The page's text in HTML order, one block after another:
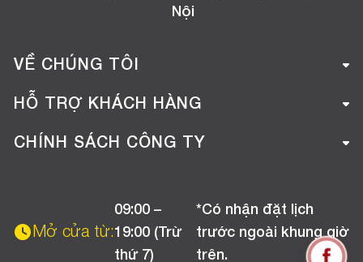
Nội
VỀ CHÚNG TÔI
Giới thiệu công ty
Tuyển dụng
HỖ TRỢ KHÁCH HÀNG
Hướng dẫn mua hàng online
Chương trình khuyến mãi
CHÍNH SÁCH CÔNG TY
Chính sách bảo hành
Mở cửa từ:
09:00 –
19:00 (Trừ
thứ 7)
*Có nhận đặt lịch
trước ngoài khung giờ
trên.